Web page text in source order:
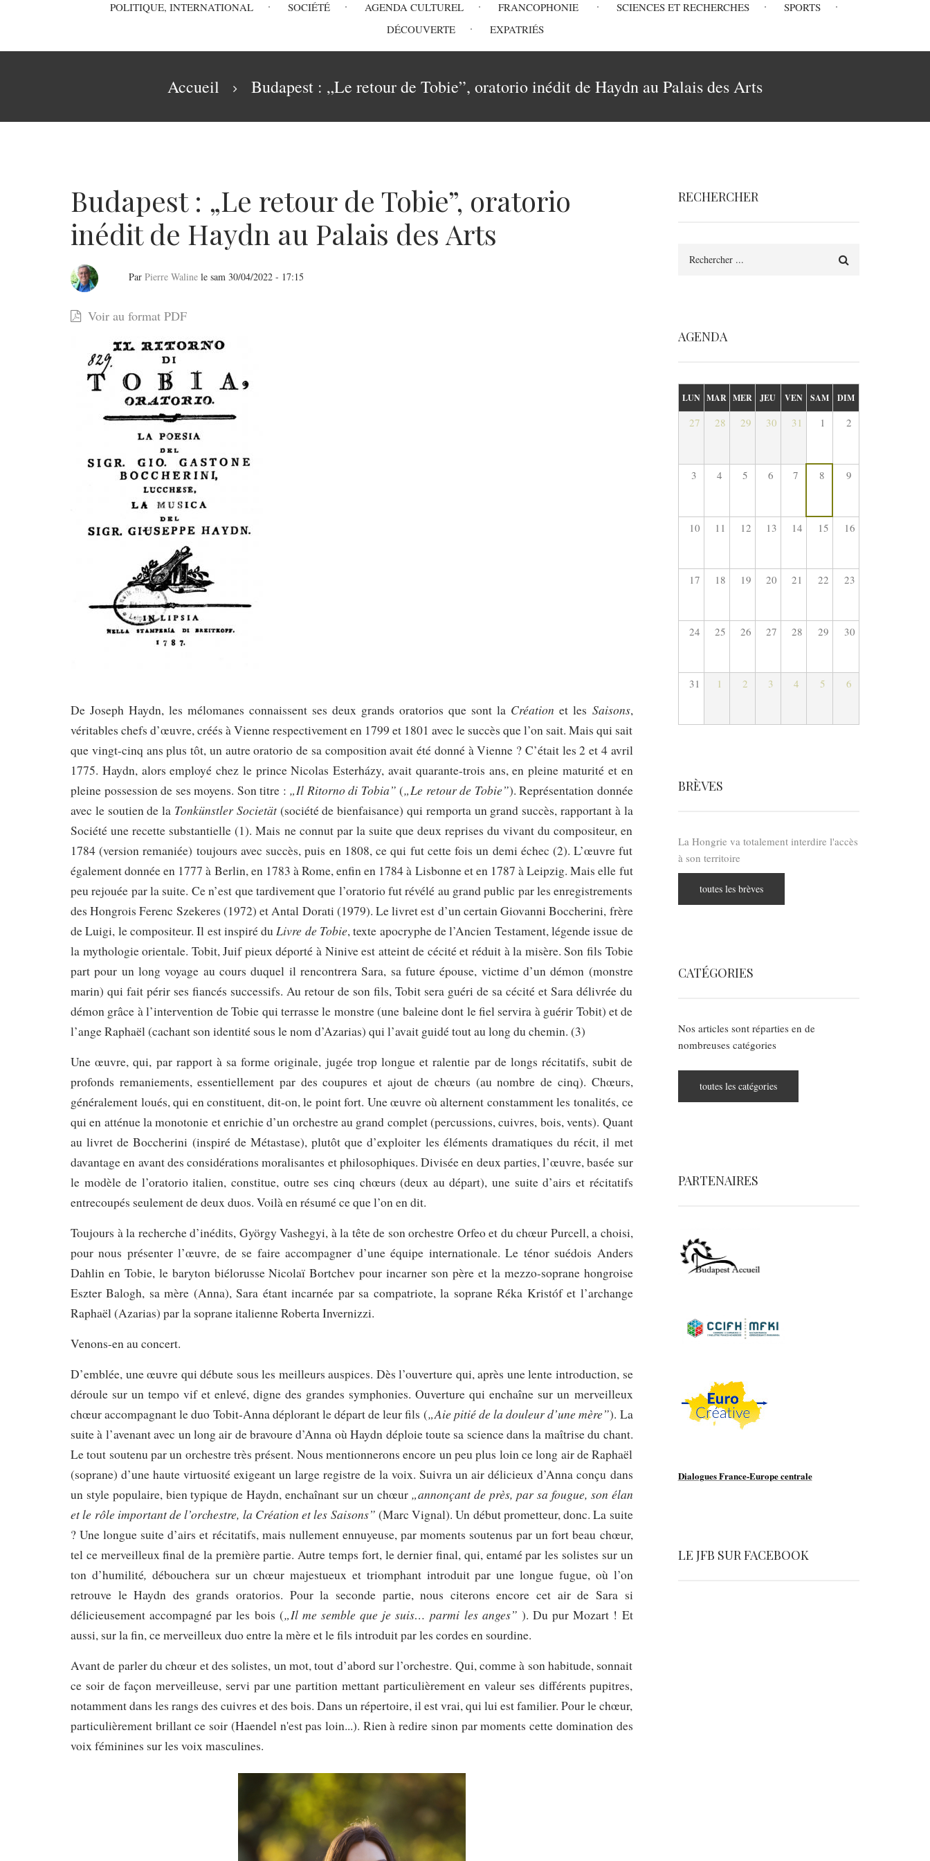
MainPOLITIQUE, INTERNATIONAL SOCIÉTÉ AGENDA CULTUREL FRANCOPHONIE SCIENCES ET RECHERCHES
SPORTS
DÉCOUVERTE
EXPATRIÉS
Accueil Budapest : „Le retour de Tobie”, oratorio inédit de Haydn au Palais des Arts
Budapest : „Le retour de Tobie”, oratorio
inédit de Haydn au Palais des Arts
Budapest
:
„Le
retour
Tobie”,
oratorio
inédit
Haydn
des
Arts
Par Pierre Waline le sam 30/04/2022 - 17:15
Voir au format PDF
De Joseph Haydn, les mélomanes connaissent ses deux grands oratorios que sont la Création et les Saisons,
véritables chefs d’œuvre, créés à Vienne respectivement en 1799 et 1801 avec le succès que l’on sait. Mais qui sait
que vingt-cinq ans plus tôt, un autre oratorio de sa composition avait été donné à Vienne ? C’était les 2 et 4 avril
1775. Haydn, alors employé chez le prince Nicolas Esterházy, avait quarante-trois ans, en pleine maturité et en
pleine possession de ses moyens. Son titre : „Il Ritorno di Tobia” („Le retour de Tobie”). Représentation donnée
avec le soutien de la Tonkünstler Societät (société de bienfaisance) qui remporta un grand succès, rapportant à la
Société une recette substantielle (1). Mais ne connut par la suite que deux reprises du vivant du compositeur, en
1784 (version remaniée) toujours avec succès, puis en 1808, ce qui fut cette fois un demi échec (2). L’œuvre fut
également donnée en 1777 à Berlin, en 1783 à Rome, enfin en 1784 à Lisbonne et en 1787 à Leipzig. Mais elle fut
peu rejouée par la suite. Ce n’est que tardivement que l’oratorio fut révélé au grand public par les enregistrements
des Hongrois Ferenc Szekeres (1972) et Antal Dorati (1979). Le livret est d’un certain Giovanni Boccherini, frère
de Luigi, le compositeur. Il est inspiré duLivre de Tobie, texte apocryphe de l’Ancien Testament, légende issue de
la mythologie orientale. Tobit, Juif pieux déporté à Ninive est atteint de cécité et réduit à la misère. Son fils Tobie
part pour un long voyage au cours duquel il rencontrera Sara, sa future épouse, victime d’un démon (monstre
marin) qui fait périr ses fiancés successifs. Au retour de son fils, Tobit sera guéri de sa cécité et Sara délivrée du
démon grâce à l’intervention de Tobie qui terrasse le monstre (une baleine dont le fiel servira à guérir Tobit) et de
l’ange Raphaël (cachant son identité sous le nom d’Azarias) qui l’avait guidé tout au long du chemin. (3)
Une œuvre, qui, par rapport à sa forme originale, jugée trop longue et ralentie par de longs récitatifs, subit de
profonds remaniements, essentiellement par des coupures et ajout de chœurs (au nombre de cinq). Chœurs,
généralement loués, qui en constituent, dit-on, le point fort. Une œuvre où alternent constamment les tonalités, ce
qui en atténue la monotonie et enrichie d’un orchestre au grand complet (percussions, cuivres, bois, vents). Quant
au livret de Boccherini (inspiré de Métastase), plutôt que d’exploiter les éléments dramatiques du récit, il met
davantage en avant des considérations moralisantes et philosophiques. Divisée en deux parties, l’œuvre, basée sur
le modèle de l’oratorio italien, constitue, outre ses cinq chœurs (deux au départ), une suite d’airs et récitatifs
entrecoupés seulement de deux duos. Voilà en résumé ce que l’on en dit.
Toujours à la recherche d’inédits, György Vashegyi, à la tête de son orchestre Orfeo et du chœur Purcell, a choisi,
pour nous présenter l’œuvre, de se faire accompagner d’une équipe internationale. Le ténor suédois Anders
Dahlin en Tobie, le baryton biélorusse Nicolaï Bortchev pour incarner son père et la mezzo-soprane hongroise
Eszter Balogh, sa mère (Anna), Sara étant incarnée par sa compatriote, la soprane Réka Kristóf et l’archange
Raphaël (Azarias) par la soprane italienne Roberta Invernizzi.
Venons-en au concert.
D’emblée, une œuvre qui débute sous les meilleurs auspices. Dès l’ouverture qui, après une lente introduction, se
déroule sur un tempo vif et enlevé, digne des grandes symphonies. Ouverture qui enchaîne sur un merveilleux
chœur accompagnant le duo Tobit-Anna déplorant le départ de leur fils („Aie pitié de la douleur d’une mère”). La
suite à l’avenant avec un long air de bravoure d’Anna où Haydn déploie toute sa science dans la maîtrise du chant.
Le tout soutenu par un orchestre très présent. Nous mentionnerons encore un peu plus loin ce long air de Raphaël
(soprane) d’une haute virtuosité exigeant un large registre de la voix. Suivra un air délicieux d’Anna conçu dans
un style populaire, bien typique de Haydn, enchaînant sur un chœur „annonçant de près, par sa fougue, son élan
et le rôle important de l’orchestre, la Création et les Saisons” (Marc Vignal). Un début prometteur, donc. La suite
? Une longue suite d’airs et récitatifs, mais nullement ennuyeuse, par moments soutenus par un fort beau chœur,
tel ce merveilleux final de la première partie. Autre temps fort, le dernier final, qui, entamé par les solistes sur un
ton d’humilité, débouchera sur un chœur majestueux et triomphant introduit par une longue fugue, où l’on
retrouve le Haydn des grands oratorios. Pour la seconde partie, nous citerons encore cet air de Sara si
délicieusement accompagné par les bois („Il me semble que je suis… parmi les anges” ). Du pur Mozart ! Et
aussi, sur la fin, ce merveilleux duo entre la mère et le fils introduit par les cordes en sourdine.
Avant de parler du chœur et des solistes, un mot, tout d’abord sur l’orchestre. Qui, comme à son habitude, sonnait
ce soir de façon merveilleuse, servi par une partition mettant particulièrement en valeur ses différents pupitres,
notamment dans les rangs des cuivres et des bois. Dans un répertoire, il est vrai, qui lui est familier. Pour le chœur,
particulièrement brillant ce soir (Haendel n'est pas loin...). Rien à redire sinon par moments cette domination des
voix féminines sur les voix masculines.
RECHERCHER
AGENDA
LUN MAR MER JEU VEN SAM DIM
27 28 29 30 31 1 2
3 4 5 6 7 8 9
10 11 12 13 14 15 16
17 18 19 20 21 22 23
24 25 26 27 28 29 30
31 1 2 3 4 5 6
BRÈVES
La Hongrie va totalement interdire l'accès
à son territoire
toutes les brèves
CATÉGORIES
Nos articles sont réparties en de
nombreuses catégories
toutes les catégories
PARTENAIRES
Dialogues France-Europe centrale
LE JFB SUR FACEBOOK